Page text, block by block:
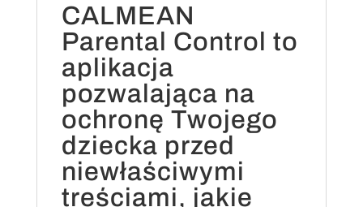
CALMEAN
Parental Control to
aplikacja
pozwalająca na
ochronę Twojego
dziecka przed
niewłaściwymi
treściami, jakie